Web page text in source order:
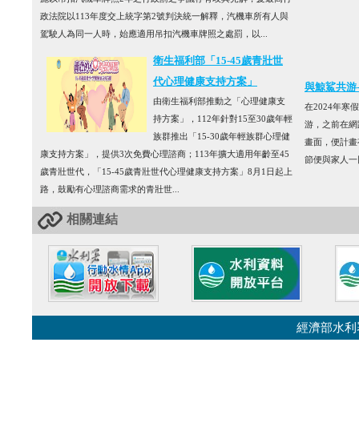
政法院以113年度交上統字第2號判決統一解釋，汽機車所有人與
駕駛人為同一人時，始應適用吊扣汽機車牌照之處罰，以...
衛生福利部「15-45歲青壯世
代心理健康支持方案」
由衛生福利部推動之「心理健康支
持方案」，112年針對15至30歲年輕
族群推出「15-30歲年輕族群心理健
康支持方案」，提供3次免費心理諮商；113年擴大適用年齡至45
歲青壯世代，「15-45歲青壯世代心理健康支持方案」8月1日起上
路，鼓勵有心理諮商需求的青壯世...
與鯨鯊共游
在2024年寒
游，之前在
畫面，便計
節便與家人
相關連結
經濟部水